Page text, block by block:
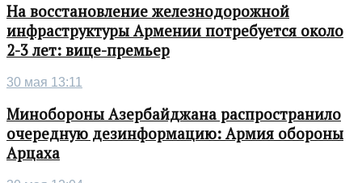
На восстановление железнодорожной
инфраструктуры Армении потребуется около
2-3 лет: вице-премьер
30 мая 13:11
Минобороны Азербайджана распространило
очередную дезинформацию: Армия обороны
Арцаха